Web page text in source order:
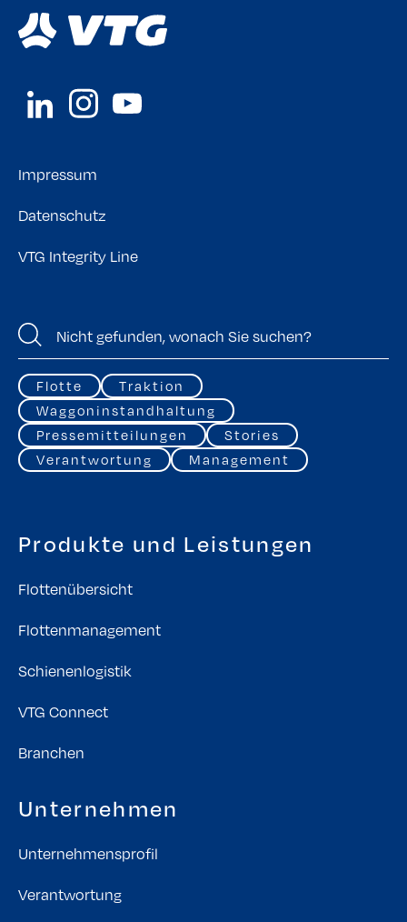
Impressum
Datenschutz
VTG Integrity Line
Flotte
Traktion
Waggoninstandhaltung
Pressemitteilungen
Stories
Verantwortung
Management
Produkte und Leistungen
Flottenübersicht
Flottenmanagement
Schienenlogistik
VTG Connect
Branchen
Unternehmen
Unternehmensprofil
Verantwortung